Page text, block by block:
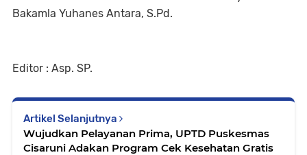
Bakamla Yuhanes Antara, S.Pd.
Editor : Asp. SP.
Artikel Selanjutnya
Wujudkan Pelayanan Prima, UPTD Puskesmas
Cisaruni Adakan Program Cek Kesehatan Gratis